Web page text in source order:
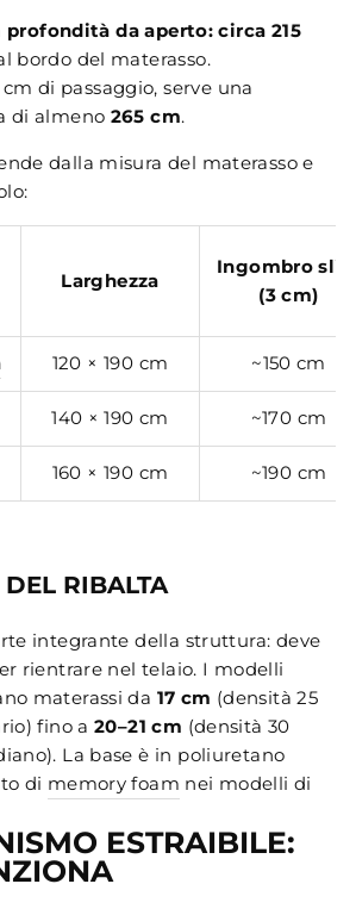
profondità da aperto: circa 215
bordo del materasso.
di passaggio, serve una
di almeno 265 cm.
dalla misura del materasso e
Larghezza
Ingombro
(3 cm)
120 × 190 cm ~150 cm
140 × 190 cm ~170 cm
160 × 190 cm ~190 cm
RIBALTA
integrante della struttura: deve
rientrare nel telaio. I modelli
materassi da 17 cm (densità 25
fino a20–21 cm (densità 30
La base è in poliuretano
di memory foam nei modelli di
ESTRAIBILE: